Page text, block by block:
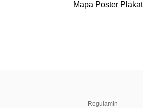
Nawigacja
Mapa Poster
Regulamin